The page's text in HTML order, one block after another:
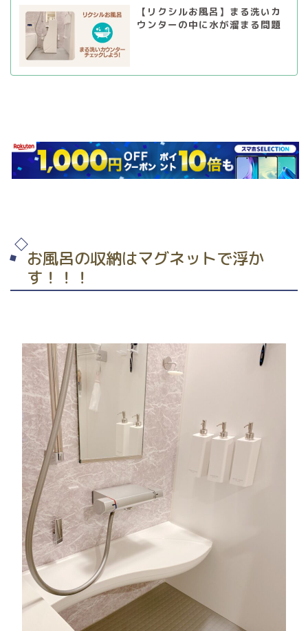
【リクシルお風呂】まる洗いカ
ウンターの中に水が溜まる問題
お風呂の収納はマグネットで浮か
す！！！